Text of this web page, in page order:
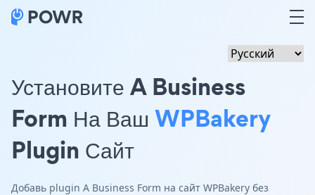
Установите A Business
Form На Ваш WPBakery
Plugin Сайт
Добавь plugin A Business Form на сайт WPBakery без